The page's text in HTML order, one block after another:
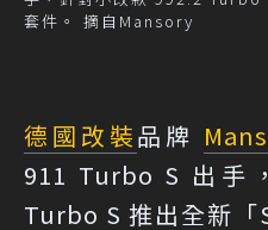
套件。 摘自Mansory
德國 改裝品牌
911 Turbo S 出手
Turbo S 推出全新「